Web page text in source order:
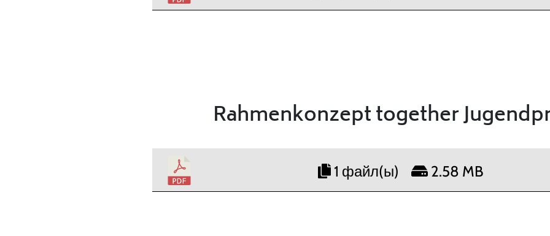
Rahmenkonzept together
1 файл(ы) 2.58 MB